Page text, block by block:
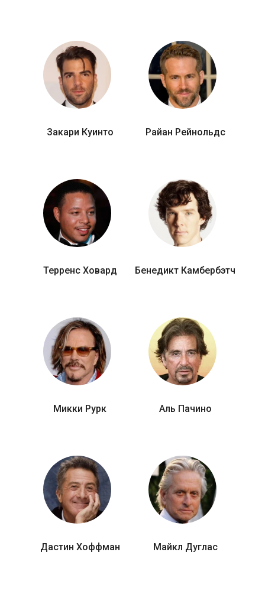
Закари Куинто Райан Рейнольдс
Терренс Ховард Бенедикт Камбербэтч
Микки Рурк Аль Пачино
Дастин Хоффман Майкл Дуглас